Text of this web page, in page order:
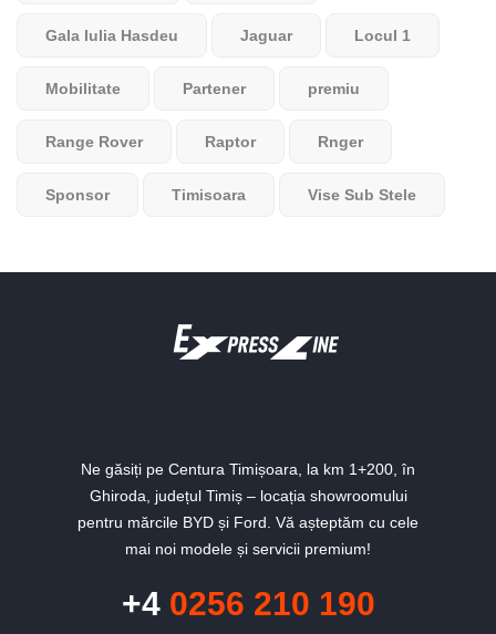
Gala Iulia Hasdeu Jaguar Locul 1
Mobilitate Partener premiu
Range Rover Raptor Rnger
Sponsor Timisoara Vise Sub Stele
Ne găsiți pe Centura Timișoara, la km 1+200, în
Ghiroda, județul Timiș – locația showroomului
pentru mărcile BYD și Ford. Vă așteptăm cu cele
mai noi modele și servicii premium!
+40256 210 190